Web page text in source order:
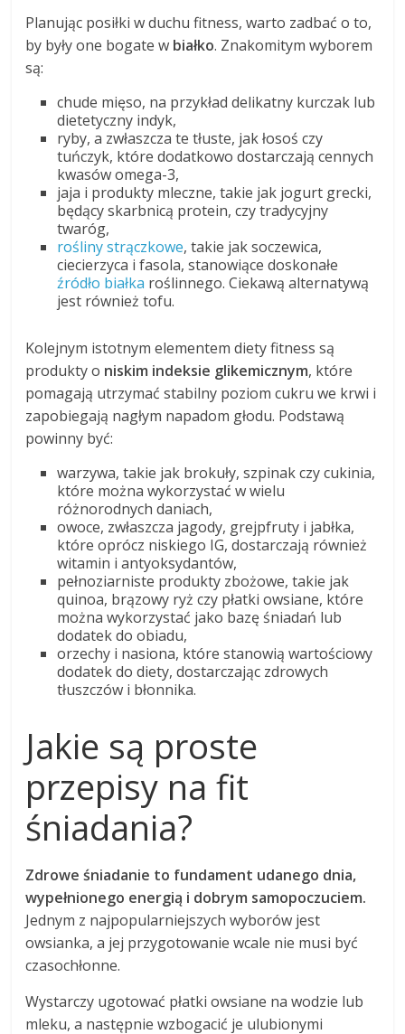
Planując posiłki w duchu fitness, warto zadbać o to,
by były one bogate w białko. Znakomitym wyborem
są:
chude mięso, na przykład delikatny kurczak lub
dietetyczny indyk,
ryby, a zwłaszcza te tłuste, jak łosoś czy
tuńczyk, które dodatkowo dostarczają cennych
kwasów omega-3,
jaja i produkty mleczne, takie jak jogurt grecki,
będący skarbnicą protein, czy tradycyjny
twaróg,
rośliny strączkowe, takie jak soczewica,
ciecierzyca i fasola, stanowiące doskonałe
źródło białka roślinnego. Ciekawą alternatywą
jest również tofu.
Kolejnym istotnym elementem diety fitness są
produkty o niskim indeksie glikemicznym, które
pomagają utrzymać stabilny poziom cukru we krwi i
zapobiegają nagłym napadom głodu. Podstawą
powinny być:
warzywa, takie jak brokuły, szpinak czy cukinia,
które można wykorzystać w wielu
różnorodnych daniach,
owoce, zwłaszcza jagody, grejpfruty i jabłka,
które oprócz niskiego IG, dostarczają również
witamin i antyoksydantów,
pełnoziarniste produkty zbożowe, takie jak
quinoa, brązowy ryż czy płatki owsiane, które
można wykorzystać jako bazę śniadań lub
dodatek do obiadu,
orzechy i nasiona, które stanowią wartościowy
dodatek do diety, dostarczając zdrowych
tłuszczów i błonnika.
Jakie są proste
przepisy na fit
śniadania?
Zdrowe śniadanie to fundament udanego dnia,
wypełnionego energią i dobrym samopoczuciem.
Jednym z najpopularniejszych wyborów jest
owsianka, a jej przygotowanie wcale nie musi być
czasochłonne.
Wystarczy ugotować płatki owsiane na wodzie lub
mleku, a następnie wzbogacić je ulubionymi